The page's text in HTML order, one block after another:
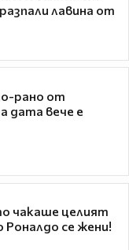
лавина от
рано от
дата вече е
чакаше целият
се жени!